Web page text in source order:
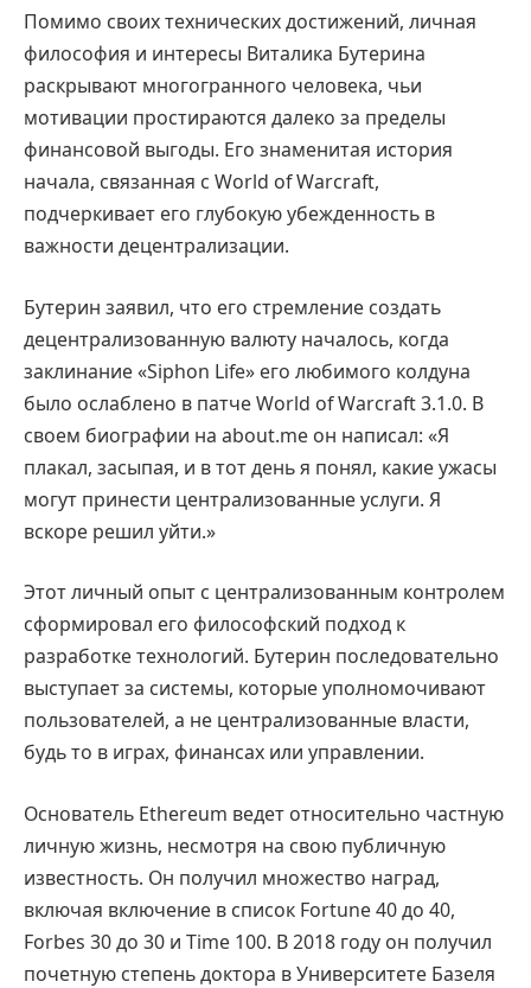
Помимо своих технических достижений, личная
философия и интересы Виталика Бутерина
раскрывают многогранного человека, чьи
мотивации простираются далеко за пределы
финансовой выгоды. Его знаменитая история
начала, связанная с World of Warcraft,
подчеркивает его глубокую убежденность в
важности децентрализации.
Бутерин заявил, что его стремление создать
децентрализованную валюту началось, когда
заклинание «Siphon Life» его любимого колдуна
было ослаблено в патче World of Warcraft 3.1.0. В
своем биографии на about.me он написал: «Я
плакал, засыпая, и в тот день я понял, какие ужасы
могут принести централизованные услуги. Я
вскоре решил уйти.»
Этот личный опыт с централизованным контролем
сформировал его философский подход к
разработке технологий. Бутерин последовательно
выступает за системы, которые уполномочивают
пользователей, а не централизованные власти,
будь то в играх, финансах или управлении.
Основатель Ethereum ведет относительно частную
личную жизнь, несмотря на свою публичную
известность. Он получил множество наград,
включая включение в список Fortune 40 до 40,
Forbes 30 до 30 и Time 100. В 2018 году он получил
почетную степень доктора в Университете Базеля